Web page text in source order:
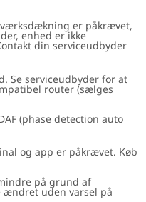
er påkrævet,
enhed er ikke
din serviceudbyder
Se serviceudbyder for at
router (sælges
(phase detection auto
og app er påkrævet. Køb
på grund af
uden varsel på